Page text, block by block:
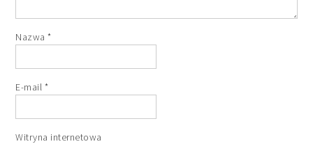
Nazwa*
E-mail *
Witryna internetowa